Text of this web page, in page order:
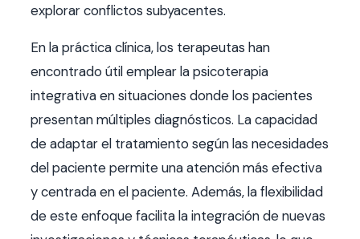
explorar conflictos subyacentes.
En la práctica clínica, los terapeutas han
encontrado útil emplear la psicoterapia
integrativa en situaciones donde los pacientes
presentan múltiples diagnósticos. La capacidad
de adaptar el tratamiento según las necesidades
del paciente permite una atención más efectiva
y centrada en el paciente. Además, la flexibilidad
de este enfoque facilita la integración de nuevas